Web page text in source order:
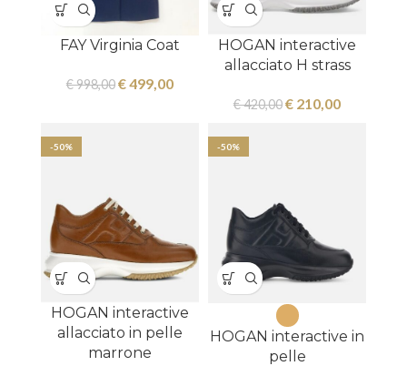
FAY Virginia Coat
€998,00€499,00
HOGAN interactive
allacciato H strass
€420,00€ 210,00
-50%
HOGAN interactive
allacciato in pelle
marrone
-50%
HOGAN interactive in
pelle